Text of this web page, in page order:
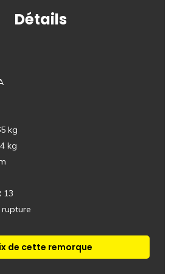
Détails
kg
kg
13
rupture
de cette remorque
immédiate